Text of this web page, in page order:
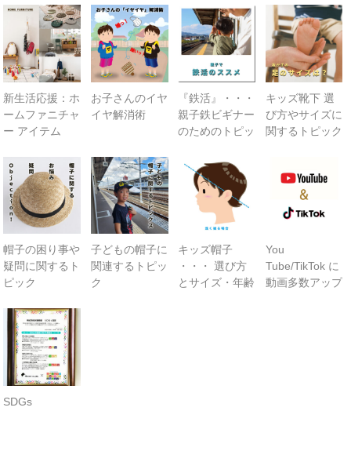
鉄八田st
の名も『スノー
ロール』
新生活応援：ホ
ームファニチャ
ー アイテム
お子さんのイヤ
イヤ解消術
『鉄活』・・・
親子鉄ビギナー
のためのトピッ
キッズ靴下 選
び方やサイズに
関するトピック
帽子の困り事や
疑問に関するト
ピック
子どもの帽子に
関連するトピッ
ク
キッズ帽子
・・・ 選び方
とサイズ・年齢
You
Tube/TikTok に
動画多数アップ
SDGs